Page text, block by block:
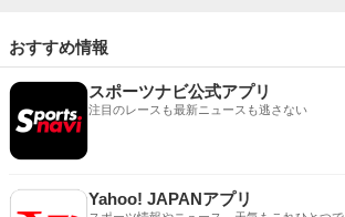
おすすめ情報
スポーツナビ公式アプリ
注目のレースも最新ニュースも逃さない
Yahoo! JAPANアプリ